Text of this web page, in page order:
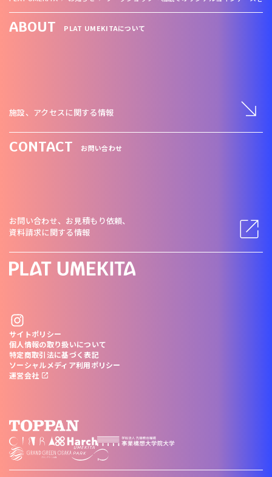
ABOUT PLAT UMEKITAについて
施設、アクセスに関する情報
CONTACT お問い合わせ
お問い合わせ、お見積もり依頼、
資料請求に関する情報
サイトポリシー
個人情報の取り扱いについて
特定商取引法に基づく表記
ソーシャルメディア利用ポリシー
運営会社